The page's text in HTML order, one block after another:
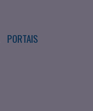
PORTAIS